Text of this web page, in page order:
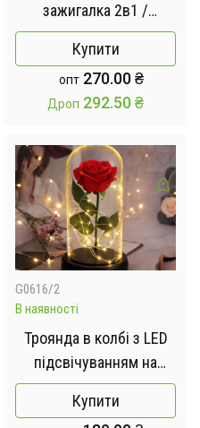
зажигалка 2в1 /
Двухрежимная
многоразовая
зажигалка USB
Купити
опт 270.00₴
Дроп 292.50₴
G0616/2
В наявності
Троянда в колбі з LED
підсвічуванням на
чорній підставці
Купити